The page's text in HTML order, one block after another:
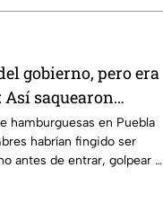
gobierno, pero era
Así saquearon
en Puebla
hamburguesas en Puebla
habrían fingido ser
antes de entrar, golpear al